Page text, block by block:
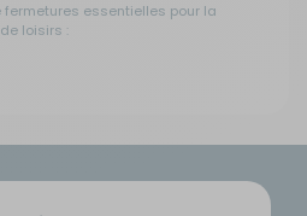
essentielles pour la
loisirs :
car. Elles s'installent sur l'accès
robuste grâce à un
contre les tentatives